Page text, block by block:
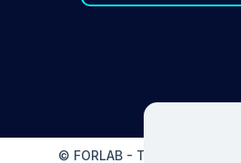
© FORLAB - Todos os